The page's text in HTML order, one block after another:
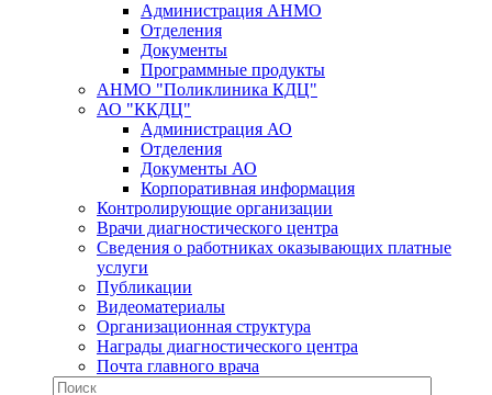
Администрация АНМО
Отделения
Документы
Программные продукты
АНМО "Поликлиника КДЦ"
АО "ККДЦ"
Администрация АО
Отделения
Документы АО
Корпоративная информация
Контролирующие организации
Врачи диагностического центра
Сведения о работниках оказывающих платные
услуги
Публикации
Видеоматериалы
Организационная структура
Награды диагностического центра
Почта главного врача